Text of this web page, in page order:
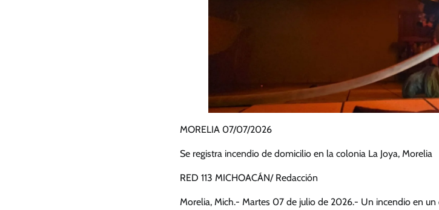
MORELIA 07/07/2026
Se registra incendio de domicilio en la colonia La Joya, Morelia
RED 113 MICHOACÁN/ Redacción
Morelia, Mich.- Martes 07 de julio de 2026.- Un incendio en